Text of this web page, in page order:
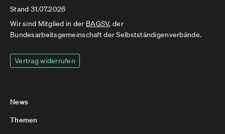
Stand 31.07.2026
Wir sind Mitglied in der BAGSV, der
Bundesarbeitsgemeinschaft der Selbstständigenverbände.
Vertrag widerrufen
News
Themen